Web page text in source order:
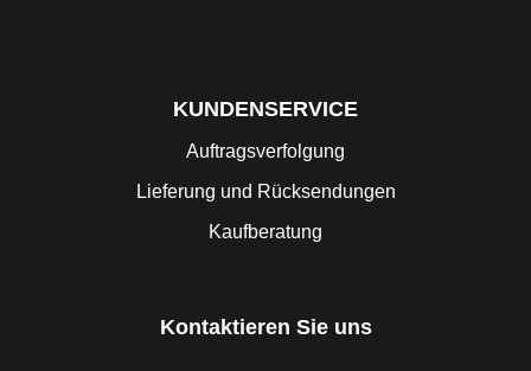
KUNDENSERVICE
Auftragsverfolgung
Lieferung und Rücksendungen
Kaufberatung
Kontaktieren Sie uns